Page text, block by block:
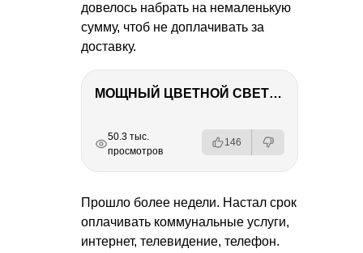
довелось набрать на немаленькую
сумму, чтоб не доплачивать за
доставку.
МОЩНЫЙ ЦВЕТНОЙ СВЕТ – NANLITE FC-500C
РЕКЛАМА
РЕКЛАМА
РЕКЛАМА
РЕКЛАМА
50.3 тыс.
просмотров
146
Прошло более недели. Настал срок
оплачивать коммунальные услуги,
интернет, телевидение, телефон.